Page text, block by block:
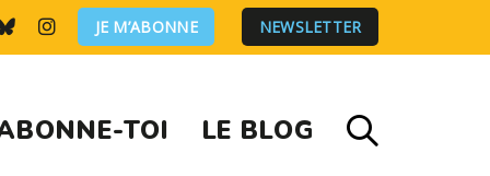
JE M’ABONNE NEWSLETTER
TOI LE BLOG